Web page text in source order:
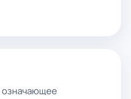
означающее